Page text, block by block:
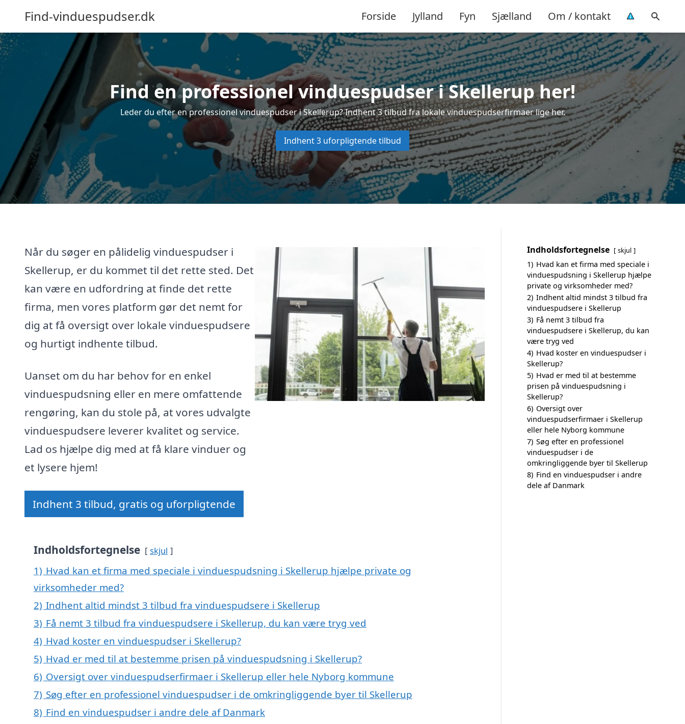
Find-vinduespudser.dk Forside Jylland Fyn Sjælland Om / kontakt
Find en professionel vinduespudser i Skellerup her!
Leder du efter en professionel vinduespudser i Skellerup? Indhent 3 tilbud fra lokale vinduespudserfirmaer lige her.
Indhent 3 uforpligtende tilbud
Når du søger en pålidelig vinduespudser i
Skellerup, er du kommet til det rette sted. Det
kan være en udfordring at finde det rette
firma, men vores platform gør det nemt for
dig at få oversigt over lokale vinduespudsere
og hurtigt indhente tilbud.
Uanset om du har behov for en enkel
vinduespudsning eller en mere omfattende
rengøring, kan du stole på, at vores udvalgte
vinduespudsere leverer kvalitet og service.
Lad os hjælpe dig med at få klare vinduer og
et lysere hjem!
Indhent 3 tilbud, gratis og uforpligtende
Indholdsfortegnelse skjul
1) Hvad kan et firma med speciale i vinduespudsning i Skellerup hjælpe private og
virksomheder med?
2) Indhent altid mindst 3 tilbud fra vinduespudsere i Skellerup
3) Få nemt 3 tilbud fra vinduespudsere i Skellerup, du kan være tryg ved
4) Hvad koster en vinduespudser i Skellerup?
5) Hvad er med til at bestemme prisen på vinduespudsning i Skellerup?
6) Oversigt over vinduespudserfirmaer i Skellerup eller hele Nyborg kommune
7) Søg efter en professionel vinduespudser i de omkringliggende byer til Skellerup
8) Find en vinduespudser i andre dele af Danmark
Indholdsfortegnelse skjul
1) Hvad kan et firma med speciale i
vinduespudsning i Skellerup hjælpe
private og virksomheder med?
2) Indhent altid mindst 3 tilbud fra
vinduespudsere i Skellerup
3) Få nemt 3 tilbud fra
vinduespudsere i Skellerup, du kan
være tryg ved
4) Hvad koster en vinduespudser i
Skellerup?
5) Hvad er med til at bestemme
prisen på vinduespudsning i
Skellerup?
6) Oversigt over
vinduespudserfirmaer i Skellerup
eller hele Nyborg kommune
7) Søg efter en professionel
vinduespudser i de
omkringliggende byer til Skellerup
8) Find en vinduespudser i andre
dele af Danmark